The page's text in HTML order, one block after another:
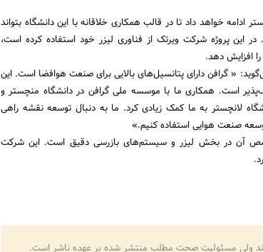
ادامه خواهد داد تا در قالب همکاری خلاقانه با این دانشگاه بتواند
این پروژه شرکت ویرتک از فناوری لیزر خود استفاده کرده است،
افزایش دهد.
« گرافن دارای پتانسیل‌های بالایی برای صنعت هوافضا است. این
است. همکاری ما با موسسه ملی گرافن در دانشگاه منچستر و
لانچستر به ما کمک زیادی کرد. ما به دنبال توسعه نقشه راهی
صنعت هوایی استفاده کنیم.»
شده که تخصص آن در بخش لیزر و سیستم‌های بازرسی دقیق است. این شرکت
ولی مسئولیت صحت مطلب منتشر شده بر عهده ناشر است.